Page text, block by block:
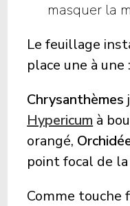
masquer la
Le feuillage
place une à une :
Chrysanthèmes
Hypericum à
orangé,
point focal de
Comme touche